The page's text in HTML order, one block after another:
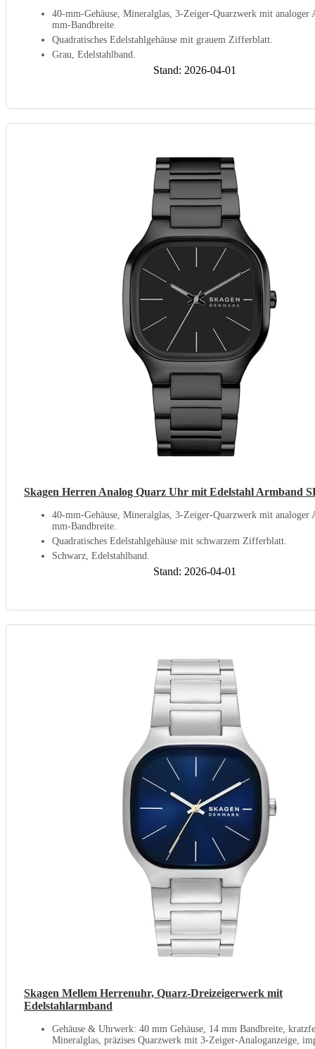
40-mm-Gehäuse, Mineralglas, 3-Zeiger-Quarzwerk mit analoger
mm-Bandbreite.
Quadratisches Edelstahlgehäuse mit grauem Zifferblatt.
Grau, Edelstahlband.
Stand: 2026-04-01
Skagen Herren Analog Quarz Uhr mit Edelstahl Armband
40-mm-Gehäuse, Mineralglas, 3-Zeiger-Quarzwerk mit analoger
mm-Bandbreite.
Quadratisches Edelstahlgehäuse mit schwarzem Zifferblatt.
Schwarz, Edelstahlband.
Stand: 2026-04-01
Skagen Mellem Herrenuhr, Quarz-Dreizeigerwerk mit
Edelstahlarmband
Gehäuse & Uhrwerk: 40 mm Gehäuse, 14 mm Bandbreite,
Mineralglas, präzises Quarzwerk mit 3-Zeiger-Analoganzeige,